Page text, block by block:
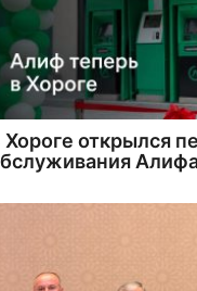
Хороге открылся